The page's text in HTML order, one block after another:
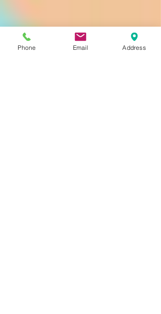
Phone Email Address